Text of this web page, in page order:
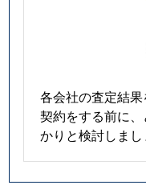
各会社の査定結果
契約をする前に
かりと検討しまし